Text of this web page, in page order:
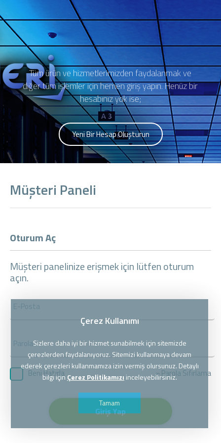
Tüm ürün ve hizmetlerimizden faydalanmak ve
diğer tüm işlemler için hemen giriş yapın. Henüz bir
hesabınız yok ise;
Yeni Bir Hesap Oluşturun
Müşteri Paneli
Oturum Aç
Müşteri panelinize erişmek için lütfen oturum
açın.
Beni Hatırla » Parola Sıfırlama
Giriş Yap
Çerez Kullanımı
Sizlere daha iyi bir hizmet sunabilmek için sitemizde
çerezlerden faydalanıyoruz. Sitemizi kullanmaya devam
ederek çerezleri kullanmamıza izin vermiş olursunuz. Detaylı
bilgi için Çerez Politikamızı inceleyebilirsiniz.
Tamam